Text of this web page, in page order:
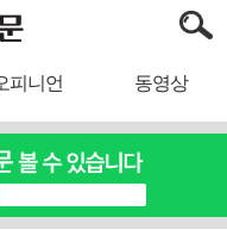
피니언 동영상